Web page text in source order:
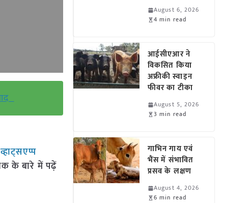
व्हाट्सएप्प
के बारे में पढ़ें
August 6, 2026
4 min read
आईसीएआर ने
विकसित किया
अफ्रीकी स्वाइन
फीवर का टीका
August 5, 2026
3 min read
गाभिन गाय एवं
भैंस में संभावित
प्रसव के लक्षण
August 4, 2026
6 min read